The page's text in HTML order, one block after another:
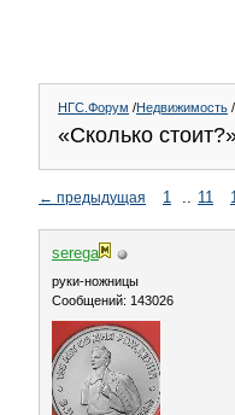
НГС.Форум /Недвижимость /
«Сколько
← предыдущая 1 .. 11
serega
руки-ножницы
Сообщений: 143026